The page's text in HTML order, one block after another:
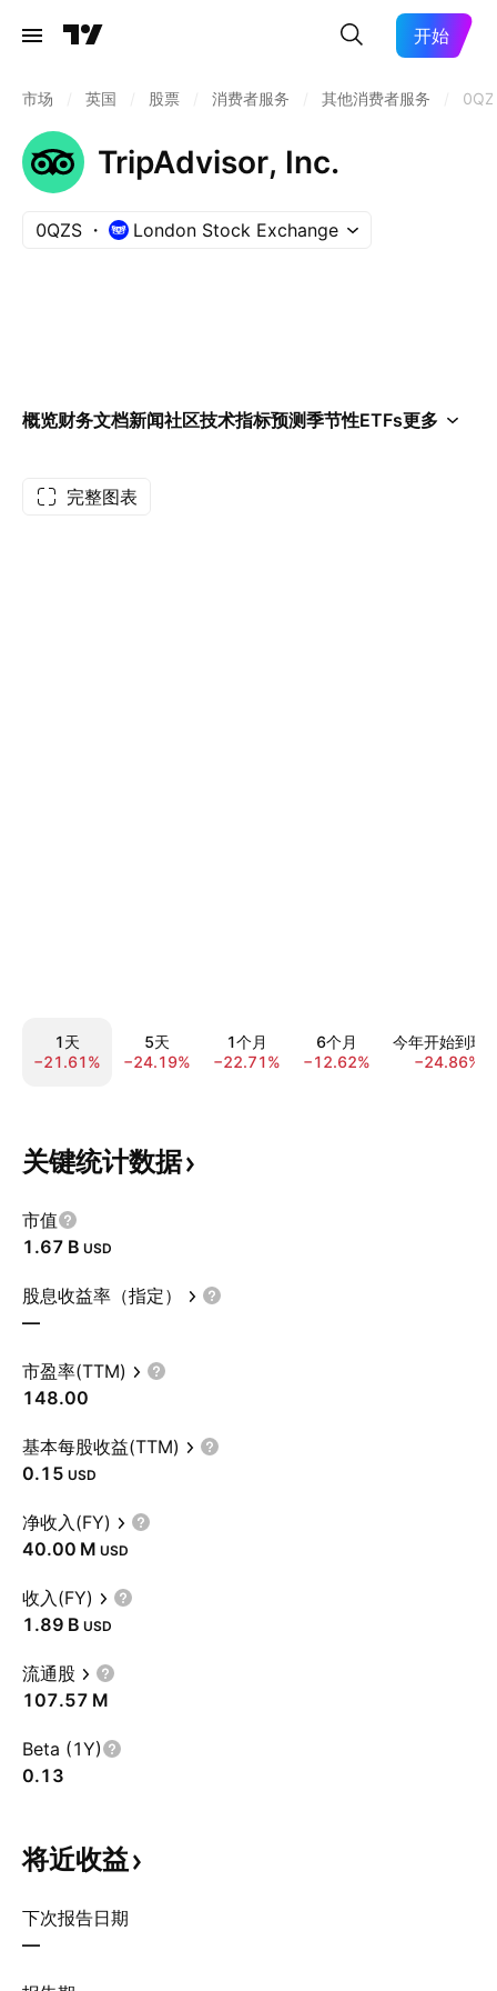
开始
市场 英国 股票 消费者服务 其他消费者服务
TripAdvisor, Inc.
0QZS London Stock Exchange
概览财务文档新闻社区技术指标预测季节性ETFs更多
完整图表
1天
−21.61%
5天
−24.19%
1个月
−22.71%
6个月
−12.62%
今年开始到现
−24.86%
关键统计数据
市值
‪1.67 B‬ USD
股息收益率（指定）
—
市盈率(TTM)
148.00
基本每股收益(TTM)
0.15 USD
净收入(FY)
‪40.00 M‬ USD
收入(FY)
‪1.89 B‬ USD
流通股
‪107.57 M‬
Beta (1Y)
0.13
将近收益
下次报告日期
—